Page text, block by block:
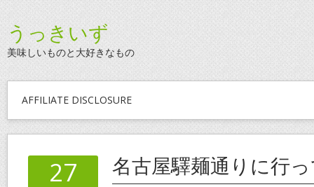
うっきいず
美味しいものと大好きなもの
AFFILIATE DISCLOSURE
27 名古屋驛麺通りに行